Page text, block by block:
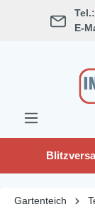
springen Tel.:
E-
Gartenteich